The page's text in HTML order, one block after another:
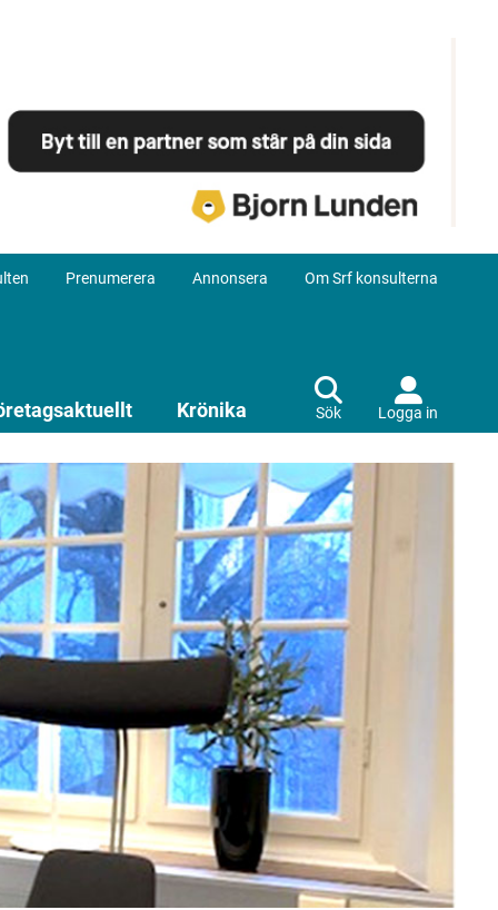
Prenumerera Annonsera Om Srf konsulterna
Krönika Sök Logga in